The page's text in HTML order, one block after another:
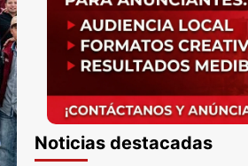
Noticias destacadas